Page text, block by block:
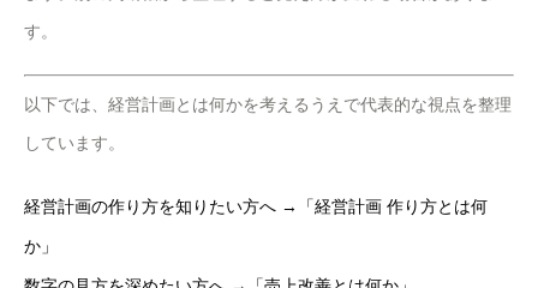
す。
以下では、経営計画とは何かを考えるうえで代表的な視点を整理
しています。
経営計画の作り方を知りたい方へ →「経営計画 作り方とは何
か」